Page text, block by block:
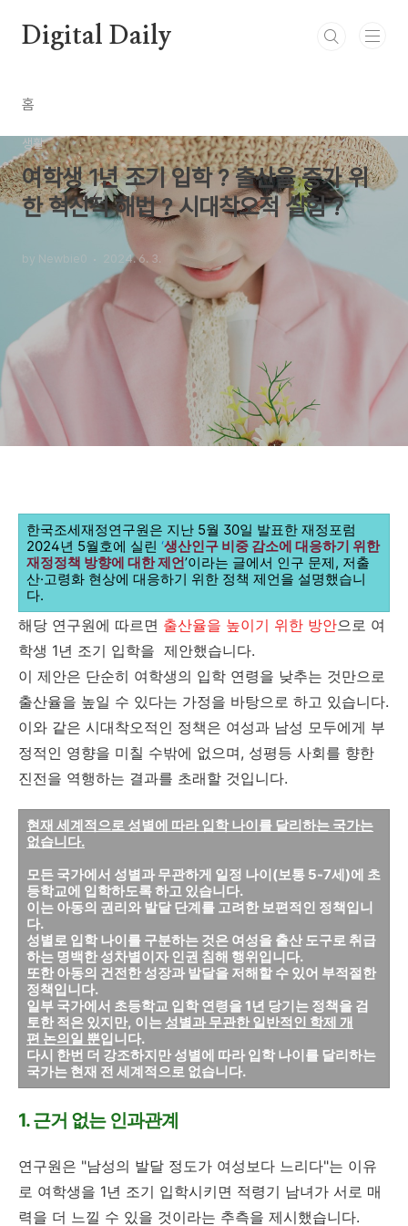
Digital Daily
홈
생활
여학생 1년 조기 입학 ? 출산율 증가 위
한 혁신적 해법 ? 시대착오적 실험 ?
by Newbie0 2024. 6. 3.
한국조세재정연구원은 지난 5월 30일 발표한 재정포럼
2024년 5월호에 실린 ‘생산인구 비중 감소에 대응하기 위한
재정정책 방향에 대한 제언’이라는 글에서 인구 문제, 저출
산·고령화 현상에 대응하기 위한 정책 제언을 설명했습니
다.
해당 연구원에 따르면 출산율을 높이기 위한 방안으로 여
학생 1년 조기 입학을 제안했습니다.
이 제안은 단순히 여학생의 입학 연령을 낮추는 것만으로
출산율을 높일 수 있다는 가정을 바탕으로 하고 있습니다.
이와 같은 시대착오적인 정책은 여성과 남성 모두에게 부
정적인 영향을 미칠 수밖에 없으며, 성평등 사회를 향한
진전을 역행하는 결과를 초래할 것입니다.
현재 세계적으로 성별에 따라 입학 나이를 달리하는 국가는
없습니다.
모든 국가에서 성별과 무관하게 일정 나이(보통 5-7세)에 초
등학교에 입학하도록 하고 있습니다.
이는 아동의 권리와 발달 단계를 고려한 보편적인 정책입니
다.
성별로 입학 나이를 구분하는 것은 여성을 출산 도구로 취급
하는 명백한 성차별이자 인권 침해 행위입니다.
또한 아동의 건전한 성장과 발달을 저해할 수 있어 부적절한
정책입니다.
일부 국가에서 초등학교 입학 연령을 1년 당기는 정책을 검
토한 적은 있지만, 이는 성별과 무관한 일반적인 학제 개
편 논의일 뿐입니다.
다시 한번 더 강조하지만 성별에 따라 입학 나이를 달리하는
국가는 현재 전 세계적으로 없습니다.
1. 근거 없는 인과관계
연구원은 "남성의 발달 정도가 여성보다 느리다"는 이유
로 여학생을 1년 조기 입학시키면 적령기 남녀가 서로 매
력을 더 느낄 수 있을 것이라는 추측을 제시했습니다.